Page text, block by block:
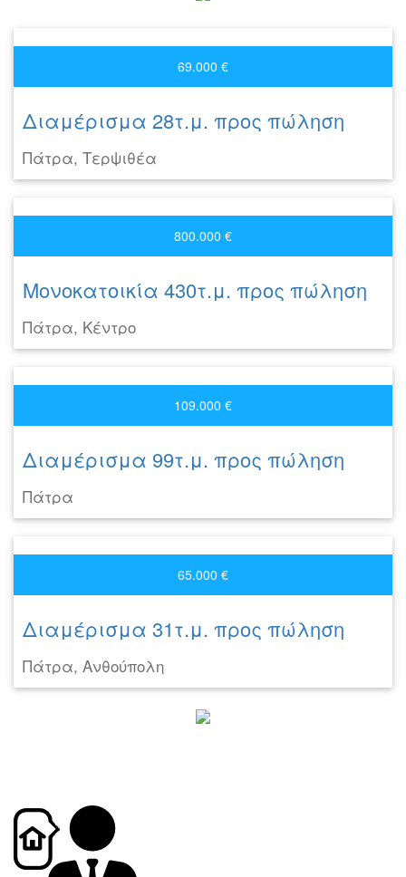
69.000 €
Διαμέρισμα 28τ.μ. προς πώληση
Πάτρα, Τερψιθέα
800.000 €
Μονοκατοικία 430τ.μ. προς πώληση
Πάτρα, Κέντρο
109.000 €
Διαμέρισμα 99τ.μ. προς πώληση
Πάτρα
65.000 €
Διαμέρισμα 31τ.μ. προς πώληση
Πάτρα, Ανθούπολη